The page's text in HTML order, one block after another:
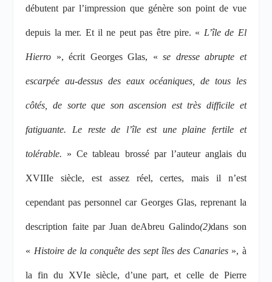
débutent par l’impression que génère son point de vue
depuis la mer. Et il ne peut pas être pire. « L’île de El
Hierro », écrit Georges Glas, «se dresse abrupte et
escarpée au-dessus des eaux océaniques, de tous les
côtés, de sorte que son ascension est très difficile et
fatiguante. Le reste de l’île est une plaine fertile et
tolérable. » Ce tableau brossé par l’auteur anglais du
XVIIIe siècle, est assez réel, certes, mais il n’est
cependant pas personnel car Georges Glas, reprenant la
description faite par Juan deAbreu Galindo(2)dans son
« Histoire de la conquête des sept îles des Canaries », à
la fin du XVIesiècle, d’une part, et celle de Pierre